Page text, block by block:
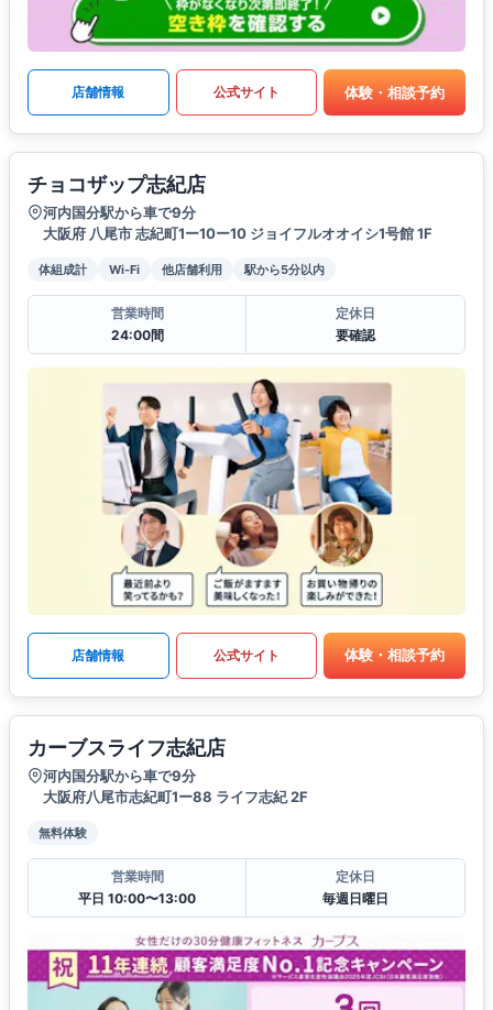
店舗情報 公式サイト 体験・相談予約
チョコザップ志紀店
河内国分駅から車で9分
大阪府 八尾市 志紀町1ー10ー10 ジョイフルオオイシ1号館 1F
体組成計 Wi-Fi 他店舗利用 駅から5分以内
営業時間
24:00間
定休日
要確認
店舗情報 公式サイト 体験・相談予約
カーブスライフ志紀店
河内国分駅から車で9分
大阪府八尾市志紀町1ー88 ライフ志紀 2F
無料体験
営業時間
平日 10:00〜13:00
定休日
毎週日曜日